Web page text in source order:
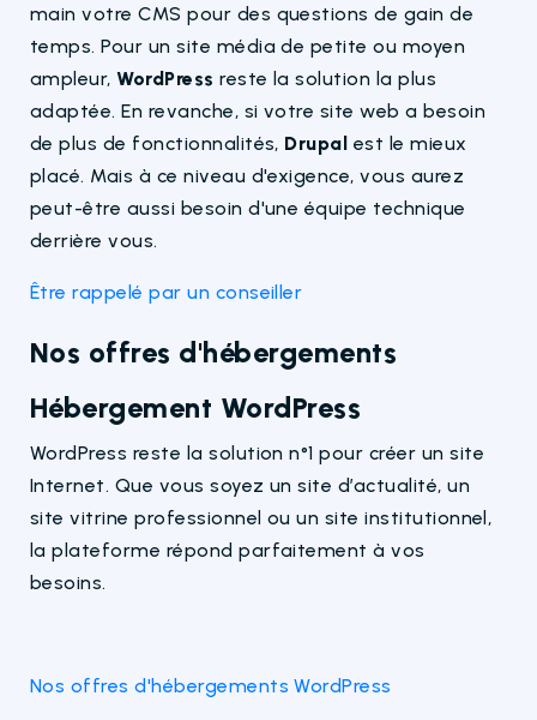
main votre CMS pour des questions de gain de
temps. Pour un site média de petite ou moyen
ampleur,WordPress reste la solution la plus
adaptée. En revanche, si votre site web a besoin
de plus de fonctionnalités, Drupal est le mieux
placé. Mais à ce niveau d'exigence, vous aurez
peut-être aussi besoin d'une équipe technique
derrière vous.
Être rappelé par un conseiller
Nos offres d'hébergements
Hébergement WordPress
WordPress reste la solution n°1 pour créer un site
Internet. Que vous soyez un site d’actualité, un
site vitrine professionnel ou un site institutionnel,
la plateforme répond parfaitement à vos
besoins.
Nos offres d'hébergements WordPress